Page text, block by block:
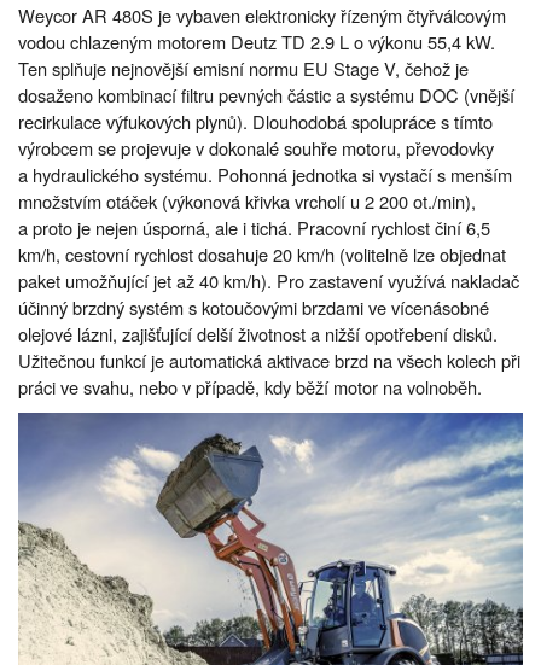
Weycor AR 480S je vybaven elektronicky řízeným čtyřválcovým
vodou chlazeným motorem Deutz TD 2.9 L o výkonu 55,4 kW.
Ten splňuje nejnovější emisní normu EU Stage V, čehož je
dosaženo kombinací filtru pevných částic a systému DOC (vnější
recirkulace výfukových plynů). Dlouhodobá spolupráce s tímto
výrobcem se projevuje v dokonalé souhře motoru, převodovky
a hydraulického systému. Pohonná jednotka si vystačí s menším
množstvím otáček (výkonová křivka vrcholí u 2 200 ot./min),
a proto je nejen úsporná, ale i tichá. Pracovní rychlost činí 6,5
km/h, cestovní rychlost dosahuje 20 km/h (volitelně lze objednat
paket umožňující jet až 40 km/h). Pro zastavení využívá nakladač
účinný brzdný systém s kotoučovými brzdami ve vícenásobné
olejové lázni, zajišťující delší životnost a nižší opotřebení disků.
Užitečnou funkcí je automatická aktivace brzd na všech kolech při
práci ve svahu, nebo v případě, kdy běží motor na volnoběh.